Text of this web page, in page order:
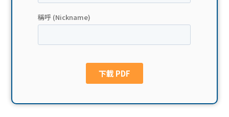
費貸
款
Exc